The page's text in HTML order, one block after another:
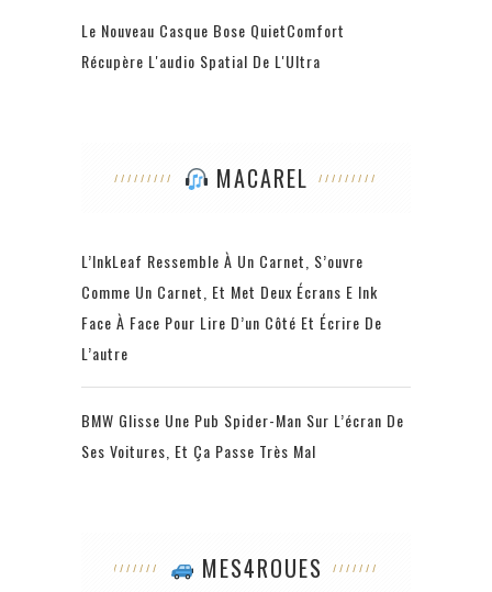
Le Nouveau Casque Bose QuietComfort
Récupère L'audio Spatial De L'Ultra
MACAREL
L’InkLeaf Ressemble À Un Carnet, S’ouvre
Comme Un Carnet, Et Met Deux Écrans E Ink
Face À Face Pour Lire D’un Côté Et Écrire De
L’autre
BMW Glisse Une Pub Spider-Man Sur L’écran De
Ses Voitures, Et Ça Passe Très Mal
MES4ROUES